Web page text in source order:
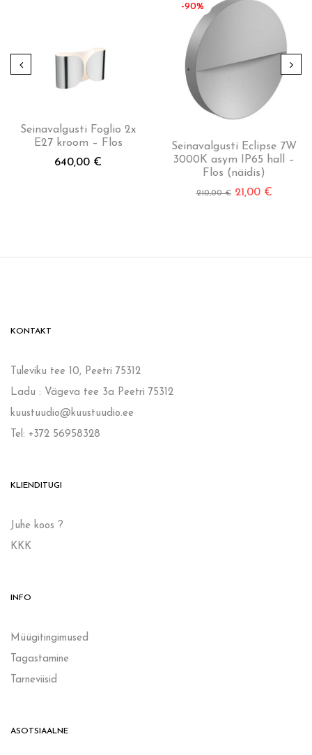
Seinavalgusti Foglio 2x
E27 kroom – Flos
640,00 €
-90%
Seinavalgusti Eclipse 7W
3000K asym IP65 hall –
Flos (näidis)
210,00€ 21,00 €
KONTAKT
Tuleviku tee 10, Peetri 75312
Ladu : Vägeva tee 3a Peetri 75312
kuustuudio@kuustuudio.ee
Tel: +372 56958328
KLIENDITUGI
Juhe koos ?
KKK
INFO
Müügitingimused
Tagastamine
Tarneviisid
ASOTSIAALNE